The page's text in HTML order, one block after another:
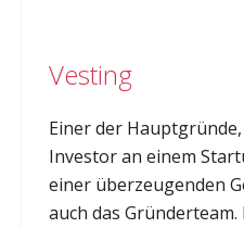
Vesting
Einer der
Investor an einem
einer überzeugenden
auch das